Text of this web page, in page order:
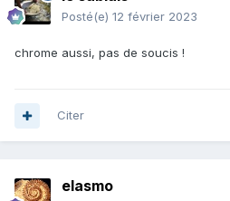
Posté(e) 12 février 2023
chrome aussi, pas de soucis !
Citer
elasmo